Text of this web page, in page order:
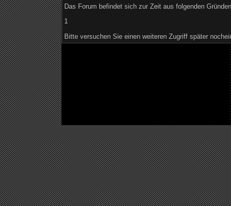
Das Forum befindet sich zur Zeit aus folgenden
1
Bitte versuchen Sie einen weiteren Zugriff später